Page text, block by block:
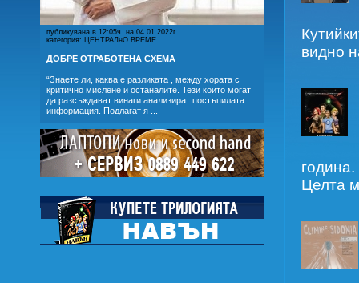
публикувана в 12:05ч. на 04.01.2022г.
категория: ЦЕНТРАЛнО ВРЕМЕ
ДОБРЕ ОТРАБОТЕНА СХЕМА
“Знаете ли, каква е разликата , между хората с
критично мислене и останалите. Тези които могат
да разсъждават винаги анализират постъпилата
информация. Подлагат я ...
видно
Целта